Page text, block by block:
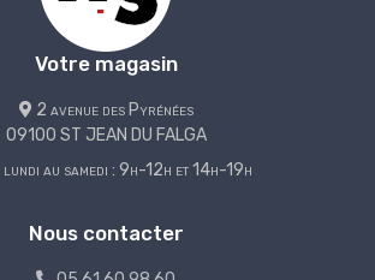
Votre magasin
2 avenue des Pyrénées
09100 ST JEAN DU FALGA
au samedi : 9h-12h et 14h-19h
Nous contacter